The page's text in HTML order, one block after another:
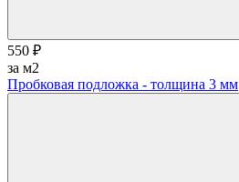
550 ₽
за м2
Пробковая подложка - толщина 3 мм